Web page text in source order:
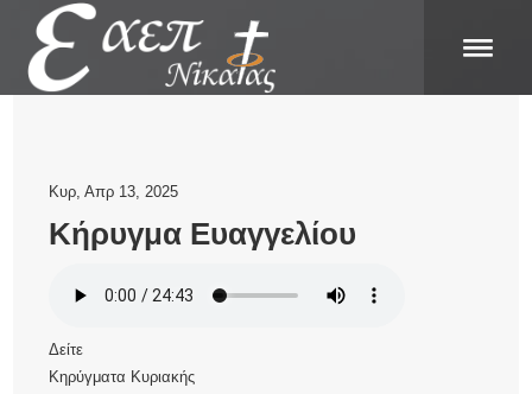
Κυρ, Απρ 13, 2025
Κήρυγμα Ευαγγελίου
Δείτε
Κηρύγματα Κυριακής